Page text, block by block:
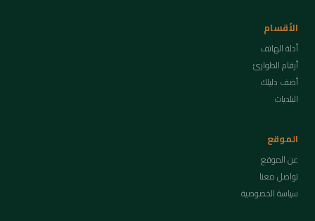
الأقسام
أدلة الهاتف
أرقام الطوارئ
أضف دليلك
البلديات
الموقع
عن الموقع
تواصل معنا
سياسة الخصوصية